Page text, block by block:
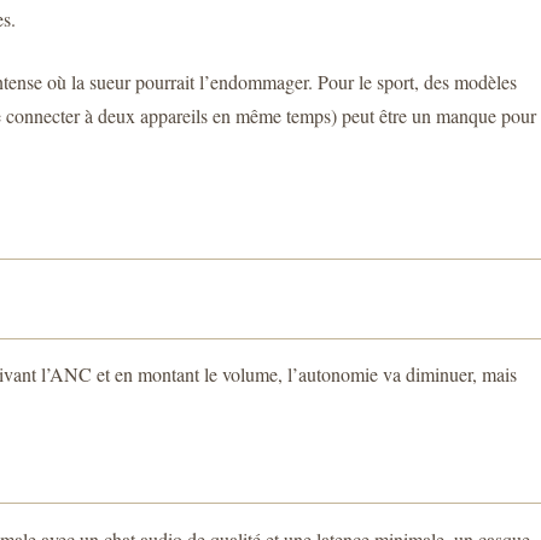
où la sueur pourrait l’endommager. Pour le sport, des modèles
à deux appareils en même temps) peut être un manque pour
l’ANC et en montant le volume, l’autonomie va diminuer, mais